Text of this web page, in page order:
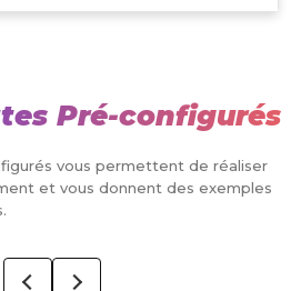
Pré-configurés
vous permettent de réaliser
et vous donnent des exemples